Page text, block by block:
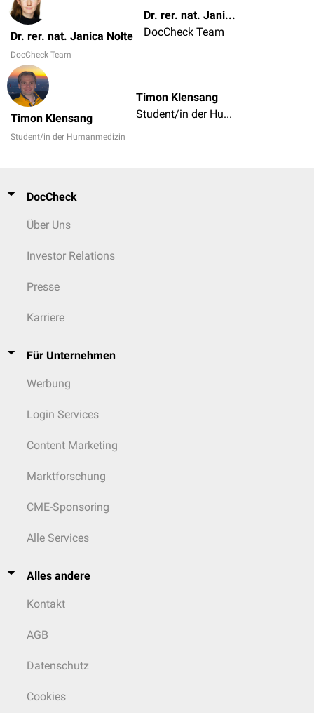
Dr. rer. nat. Janica Nolte
DocCheck Team
Dr. rer. nat. Janica Nolte
DocCheck Team
Timon Klensang
Student/in der Humanmedizin
Timon Klensang
Student/in der Humanmedizin
DocCheck
Über Uns
Investor Relations
Presse
Karriere
Für Unternehmen
Werbung
Login Services
Content Marketing
Marktforschung
CME-Sponsoring
Alle Services
Alles andere
Kontakt
AGB
Datenschutz
Cookies